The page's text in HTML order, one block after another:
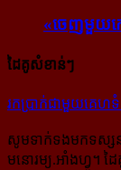
«ចេញ​មួយ​ក
ដៃគូសំខាន់ៗ
រក​​ប្រាក់​​ជា​​មួយ​​គេហទំ
សូម​ទាក់ទង​មក​ទស្សនា
មនោរម្យ.អាំងហ្វូ។